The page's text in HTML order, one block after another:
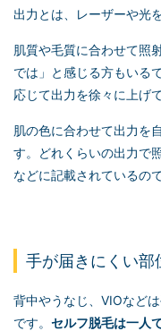
出力とは、レーザーや光
肌質や毛質に合わせて照
では」と感じる方もいる
応じて出力を徐々に上げ
肌の色に合わせて出力を
す。どれくらいの出力で
などに記載されているの
手が届きにくい部
背中やうなじ、VIOなど
です。 セルフ脱毛は一人